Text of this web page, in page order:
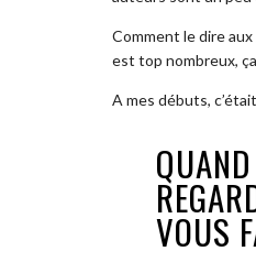
Comment le dire
est top nombreux,
A mes débuts,
VOUS